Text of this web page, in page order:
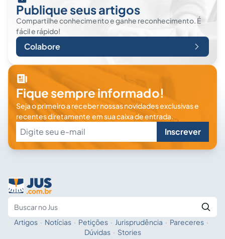
Publique seus artigos
Compartilhe conhecimento e ganhe reconhecimento. É
fácil e rápido!
Colabore
Fique sempre informado!
Seja o primeiro a receber nossas novidades exclusivas e
recentes diretamente em sua caixa de entrada.
Inscrever
Fale com a IA
Artigos · Notícias · Petições · Jurisprudência · Pareceres ·
Dúvidas · Stories